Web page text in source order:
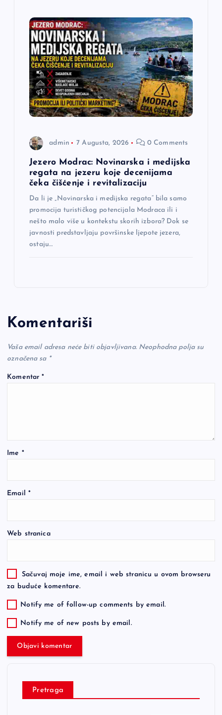
admin 7 Augusta, 2026 0 Comments
Jezero Modrac: Novinarska i medijska
regata na jezeru koje decenijama
čeka čišćenje i revitalizaciju
Da li je „Novinarska i medijska regata“ bila samo
promocija turističkog potencijala Modraca ili i
nešto malo više u kontekstu skorih izbora? Dok se
javnosti predstavljaju površinske ljepote jezera,
ostaju…
Komentariši
Vaša email adresa neće biti objavljivana. Neophodna polja su
označena sa *
Komentar*
Ime *
Email *
Web stranica
Sačuvaj moje ime, email i web stranicu u ovom browseru
za buduće komentare.
Notify me of follow-up comments by email.
Notify me of new posts by email.
Pretraga